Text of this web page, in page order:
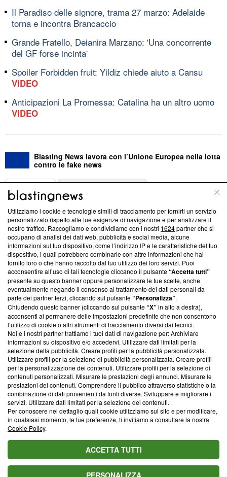
Il Paradiso delle signore, trama 27 marzo: Adelaide
torna e incontra Brancaccio
Grande Fratello, Deianira Marzano: 'Una concorrente
del GF forse incinta'
Spoiler Forbidden fruit: Yildiz chiede aiuto a Cansu
VIDEO
Anticipazioni La Promessa: Catalina ha un altro uomo
VIDEO
Blasting News lavora con l’Unione Europea nella lotta
contro le fake news
ABOUT
Questa sezione offre informazioni trasparenti su Blasting
News, sui nostri processi editoriali e su come ci impegniamo a
creare news di qualità. Inoltre, afferma la nostra aderenza a
‘Trust Project - News with Integrity’Blasting News non è
ancora membro del programma, ma ha richiesto di farne
parte; Trust Project non ha ancora effettuato una verifica di
conformità agli standard.
Su di noi
Team editoriale
Corporate
Redazione
Informativa Privacy
Cookie Policy
Blasting SA, IDI CHE-247.845.224, Via Carlo Frasca, 3 - 6900
Lugano (Svizzera) Tel:+39 0690258937
© 2026 Blasting News
Utilizziamo i cookie e tecnologie simili di tracciamento per fornirti un servizio
personalizzato rispetto alle tue esigenze di navigazione e per analizzare il
nostro traffico. Raccogliamo e condividiamo con i nostri 1624partner che si
occupano di analisi dei dati web, pubblicità e social media, alcune
informazioni sul tuo dispositivo, come l’indirizzo IP e le caratteristiche del tuo
dispositivo, i quali potrebbero combinarle con altre informazioni che hai
fornito loro o che hanno raccolto dal tuo utilizzo dei loro servizi. Puoi
acconsentire all’uso di tali tecnologie cliccando il pulsante“Accetta tutti”
presente su questo banner oppure personalizzare le tue scelte, anche
eventualmente negando il consenso al trattamento dei dati personali da
parte dei partner terzi, cliccando sul pulsante“Personalizza”.
Chiudendo questo banner (cliccando sul pulsante“X”in alto a destra),
acconsenti al permanere delle impostazioni predefinite che non consentono
l’utilizzo di cookie o altri strumenti di tracciamento diversi dai tecnici.
Noi e i nostri partner trattiamo i tuoi dati di navigazione per: Archiviare
informazioni su dispositivo e/o accedervi. Utilizzare dati limitati per la
selezione della pubblicità. Creare profili per la pubblicità personalizzata.
Utilizzare profili per la selezione di pubblicità personalizzata. Creare profili
per la personalizzazione dei contenuti. Utilizzare profili per la selezione di
contenuti personalizzati. Misurare le prestazioni degli annunci. Misurare le
prestazioni dei contenuti. Comprendere il pubblico attraverso statistiche o la
combinazione di dati provenienti da fonti diverse. Sviluppare e migliorare i
servizi. Utilizzare dati limitati per la selezione dei contenuti.
Per conoscere nel dettaglio quali cookie utilizziamo sul sito e per modificare,
in qualsiasi momento, le tue preferenze, ti invitiamo a consultare la nostra
Cookie Policy.
ACCETTA TUTTI
PERSONALIZZA